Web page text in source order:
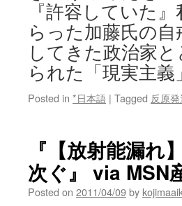
『許容していた
らった加藤氏の
してきた政治家
られた「現実主
Posted in *日本語 | Tagged 反原
『【放射能漏
次ぐ』 via MSN
Posted on 2011/04/09by